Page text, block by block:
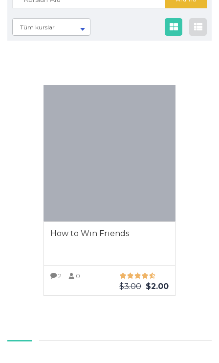
Tüm kurslar
How to Win Friends
2 0
$3.00 $2.00